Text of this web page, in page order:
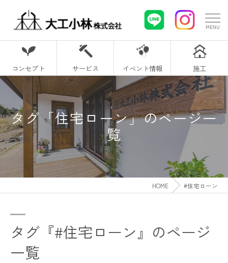
コンセプト サービス イベント情報 施工
タグ「住宅ローン」のページ一
覧
HOME #住宅ローン
タグ『#住宅ローン』のページ
一覧